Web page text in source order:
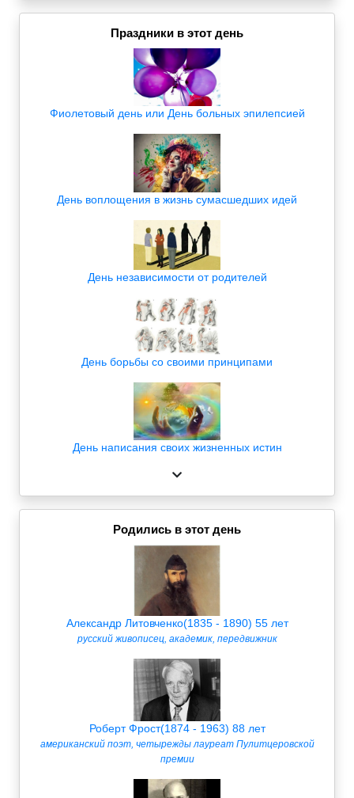
Праздники в этот день
Фиолетовый день или День больных эпилепсией
День воплощения в жизнь сумасшедших идей
День независимости от родителей
День борьбы со своими принципами
День написания своих жизненных истин
Родились в этот день
Александр Литовченко(1835 - 1890) 55 лет
русский живописец, академик, передвижник
Роберт Фрост(1874 - 1963) 88 лет
американский поэт, четырежды лауреат Пулитцеровской
премии